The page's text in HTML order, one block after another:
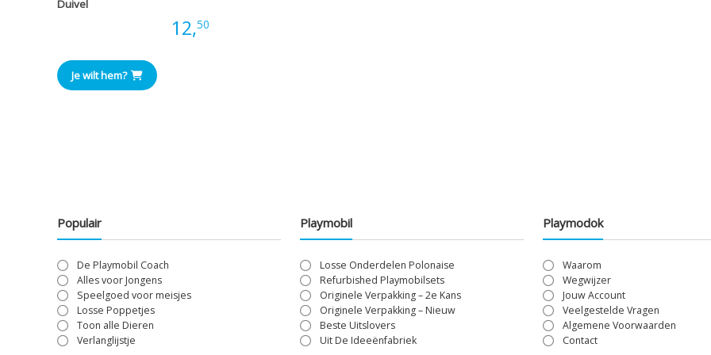
Duivel
12,50
Je wilt hem?
Populair
De Playmobil Coach
Alles voor Jongens
Speelgoed voor meisjes
Losse Poppetjes
Toon alle Dieren
Verlanglijstje
Playmobil
Losse Onderdelen Polonaise
Refurbished Playmobilsets
Originele Verpakking – 2e Kans
Originele Verpakking – Nieuw
Beste Uitslovers
Uit De Ideeënfabriek
Playmodok
Waarom
Wegwijzer
Jouw Account
Veelgestelde Vragen
Algemene Voorwaarden
Contact